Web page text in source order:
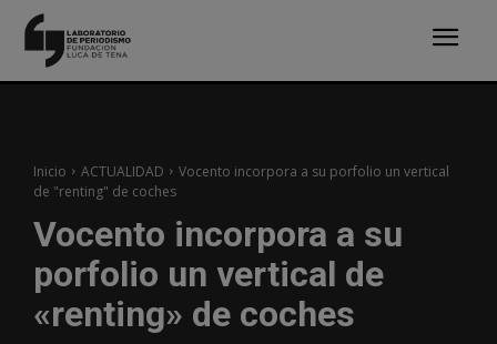
Inicio ACTUALIDAD
Vocento incorpora a su porfolio un vertical
de "renting" de coches
Vocento incorpora a su
porfolio un vertical de
«renting» de coches